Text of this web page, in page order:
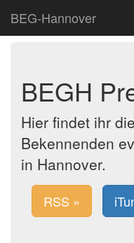
BEG-Hannover
BEGH
Hier findet ihr
Bekennenden
in Hannover.
RSS »